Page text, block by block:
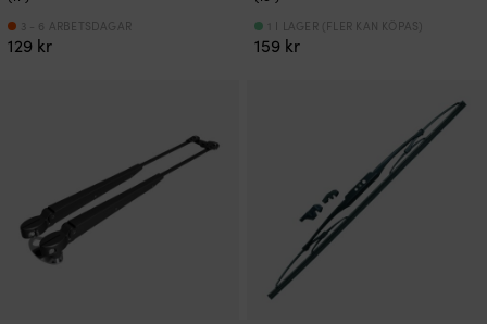
129 kr
3 - 6 ARBETSDAGAR
159 kr
1 I LAGER (FLER KAN KÖPAS)